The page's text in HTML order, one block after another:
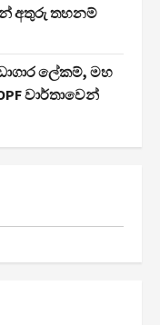
අතුරු තහනම්
ලේකම්, මහ
වාර්තාවෙන්